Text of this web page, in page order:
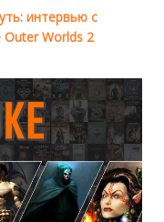
интервью с
Outer Worlds 2